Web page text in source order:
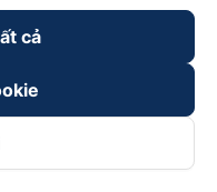
keyboard_arrow_down
cả